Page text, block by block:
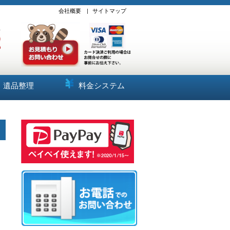
会社概要 | サイトマップ
遺品整理 料金システム